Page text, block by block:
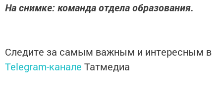
На снимке: команда отдела образования.
Следите за самым важным и интересным в
Telegram-канале Татмедиа